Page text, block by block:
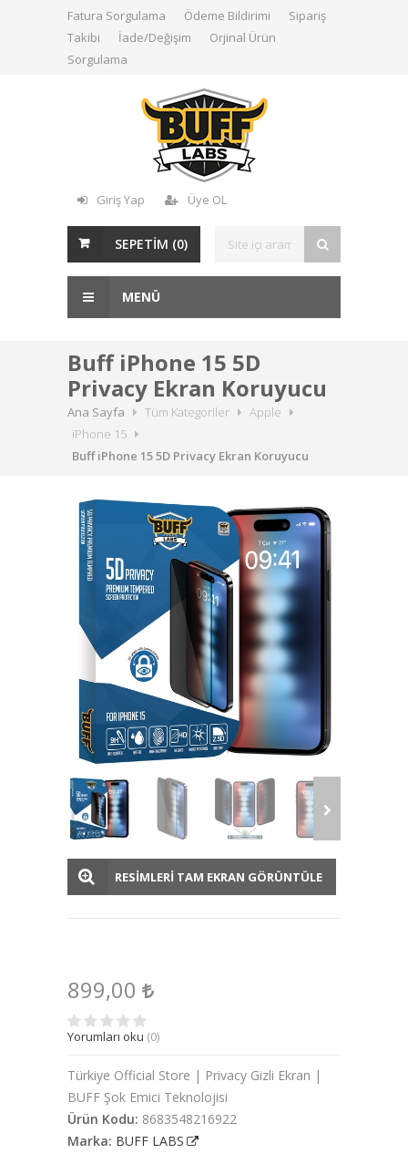
Fatura Sorgulama Ödeme Bildirimi
Sipariş
Takibi
İade/Değişim
Orjinal Ürün
Sorgulama
Giriş Yap Üye OL
SEPETİM (0)
MENÜ
Buff iPhone 15 5D
Privacy Ekran Koruyucu
Ana Sayfa Tüm Kategoriler
Apple
iPhone 15
Buff iPhone 15 5D Privacy Ekran Koruyucu
RESİMLERİ TAM EKRAN GÖRÜNTÜLE
899,00
Yorumları oku (0)
Türkiye Official Store | Privacy Gizli Ekran |
BUFF Şok Emici Teknolojisi
Ürün Kodu: 8683548216922
Marka: BUFF LABS